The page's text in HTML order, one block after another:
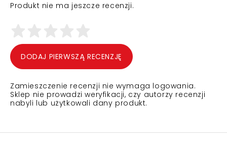
Produkt nie ma jeszcze recenzji.
DODAJ PIERWSZĄ RECENZJĘ
Zamieszczenie recenzji nie wymaga logowania.
Sklep nie prowadzi weryfikacji, czy autorzy recenzji
nabyli lub użytkowali dany produkt.